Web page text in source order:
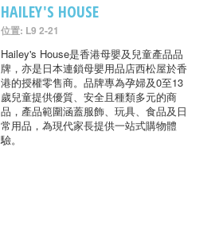
HAILEY'S HOUSE
位置: L9 2-21
Hailey's House是香港母嬰及兒童產品品
牌，亦是日本連鎖母嬰用品店西松屋於香
港的授權零售商。品牌專為孕婦及0至13
歲兒童提供優質、安全且種類多元的商
品，產品範圍涵蓋服飾、玩具、食品及日
常用品，為現代家長提供一站式購物體
驗。